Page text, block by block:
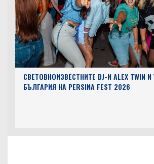
СВЕТОВНОИЗВЕСТНИТЕ DJ-И ALEX TWIN И
БЪЛГАРИЯ НА PERSINA FEST 2026